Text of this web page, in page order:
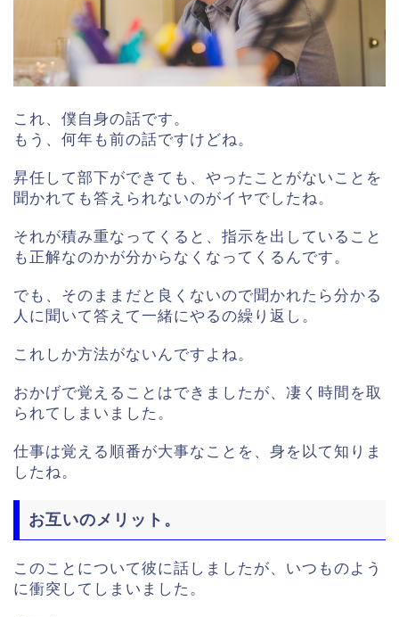
これ、僕自身の話です。
もう、何年も前の話ですけどね。
昇任して部下ができても、やったことがないことを
聞かれても答えられないのがイヤでしたね。
それが積み重なってくると、指示を出していること
も正解なのかが分からなくなってくるんです。
でも、そのままだと良くないので聞かれたら分かる
人に聞いて答えて一緒にやるの繰り返し。
これしか方法がないんですよね。
おかげで覚えることはできましたが、凄く時間を取
られてしまいました。
仕事は覚える順番が大事なことを、身を以て知りま
したね。
お互いのメリット。
このことについて彼に話しましたが、いつものよう
に衝突してしまいました。